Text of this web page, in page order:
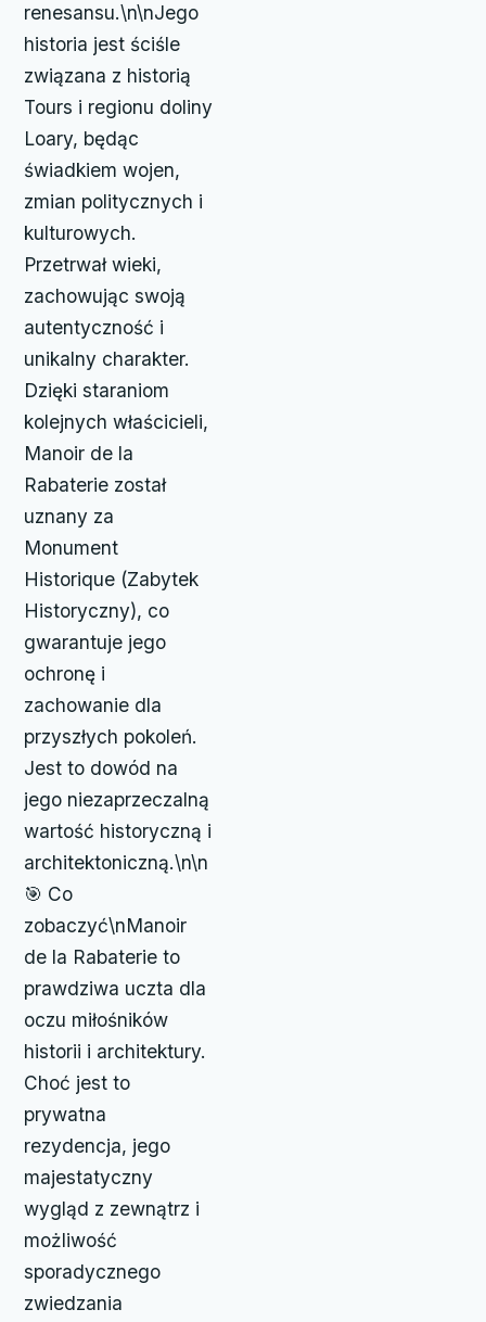
renesansu.\n\nJego
historia jest ściśle
związana z historią
Tours i regionu doliny
Loary, będąc
świadkiem wojen,
zmian politycznych i
kulturowych.
Przetrwał wieki,
zachowując swoją
autentyczność i
unikalny charakter.
Dzięki staraniom
kolejnych właścicieli,
Manoir de la
Rabaterie został
uznany za
Monument
Historique (Zabytek
Historyczny), co
gwarantuje jego
ochronę i
zachowanie dla
przyszłych pokoleń.
Jest to dowód na
jego niezaprzeczalną
wartość historyczną i
architektoniczną.\n\n
🎯 Co
zobaczyć\nManoir
de la Rabaterie to
prawdziwa uczta dla
oczu miłośników
historii i architektury.
Choć jest to
prywatna
rezydencja, jego
majestatyczny
wygląd z zewnątrz i
możliwość
sporadycznego
zwiedzania